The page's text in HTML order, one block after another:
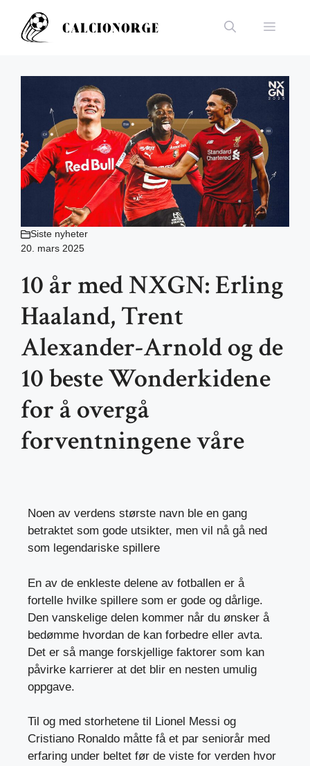
innhold
Meny
Siste nyheter
20. mars 2025
10 år med NXGN: Erling
Haaland, Trent
Alexander-Arnold og de
10 beste Wonderkidene
for å overgå
forventningene våre
Noen av verdens største navn ble en gang
betraktet som gode utsikter, men vil nå gå ned
som legendariske spillere
En av de enkleste delene av fotballen er å
fortelle hvilke spillere som er gode og dårlige.
Den vanskelige delen kommer når du ønsker å
bedømme hvordan de kan forbedre eller avta.
Det er så mange forskjellige faktorer som kan
påvirke karrierer at det blir en nesten umulig
oppgave.
Til og med storhetene til Lionel Messi og
Cristiano Ronaldo måtte få et par seniorår med
erfaring under beltet før de viste for verden hvor